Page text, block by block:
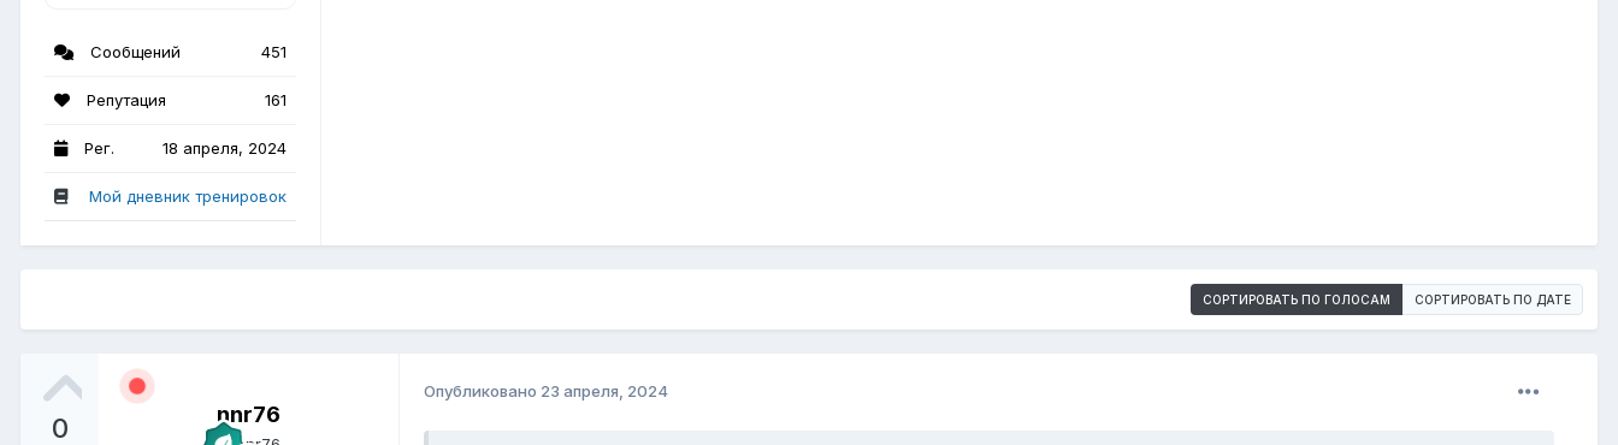
Сообщений 451
Репутация 161
Рег. 18 апреля, 2024
Мой дневник тренировок
СОРТИРОВАТЬ ПО ГОЛОСАМ СОРТИРОВАТЬ ПО ДАТЕ
0 nnr76
Опубликовано 23 апреля, 2024